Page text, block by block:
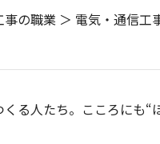
の職業 ＞ 電気・通信工
る人たち。こころにも“